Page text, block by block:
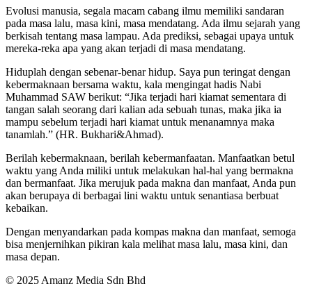
Evolusi manusia, segala macam cabang ilmu memiliki sandaran
pada masa lalu, masa kini, masa mendatang. Ada ilmu sejarah yang
berkisah tentang masa lampau. Ada prediksi, sebagai upaya untuk
mereka-reka apa yang akan terjadi di masa mendatang.
Hiduplah dengan sebenar-benar hidup. Saya pun teringat dengan
kebermaknaan bersama waktu, kala mengingat hadis Nabi
Muhammad SAW berikut: “Jika terjadi hari kiamat sementara di
tangan salah seorang dari kalian ada sebuah tunas, maka jika ia
mampu sebelum terjadi hari kiamat untuk menanamnya maka
tanamlah.” (HR. Bukhari&Ahmad).
Berilah kebermaknaan, berilah kebermanfaatan. Manfaatkan betul
waktu yang Anda miliki untuk melakukan hal-hal yang bermakna
dan bermanfaat. Jika merujuk pada makna dan manfaat, Anda pun
akan berupaya di berbagai lini waktu untuk senantiasa berbuat
kebaikan.
Dengan menyandarkan pada kompas makna dan manfaat, semoga
bisa menjernihkan pikiran kala melihat masa lalu, masa kini, dan
masa depan.
© 2025 Amanz Media Sdn Bhd